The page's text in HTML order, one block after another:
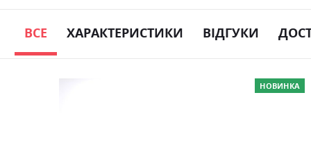
ВСЕ ХАРАКТЕРИСТИКИ ВІДГУКИ
НОВИНКА